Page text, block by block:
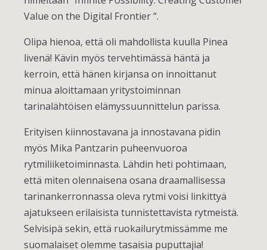
Value on the Digital Frontier “.
Olipa hienoa, että oli mahdollista kuulla Pinea
livenä! Kävin myös tervehtimässä häntä ja
kerroin, että hänen kirjansa on innoittanut
minua aloittamaan yritystoiminnan
tarinalähtöisen elämyssuunnittelun parissa.
Erityisen kiinnostavana ja innostavana pidin
myös Mika Pantzarin puheenvuoroa
rytmiliiketoiminnasta. Lähdin heti pohtimaan,
että miten olennaisena osana draamallisessa
tarinankerronnassa oleva rytmi voisi linkittyä
ajatukseen erilaisista tunnistettavista rytmeistä.
Selvisipä sekin, että ruokailurytmissämme me
suomalaiset olemme tasaisia puputtajia!